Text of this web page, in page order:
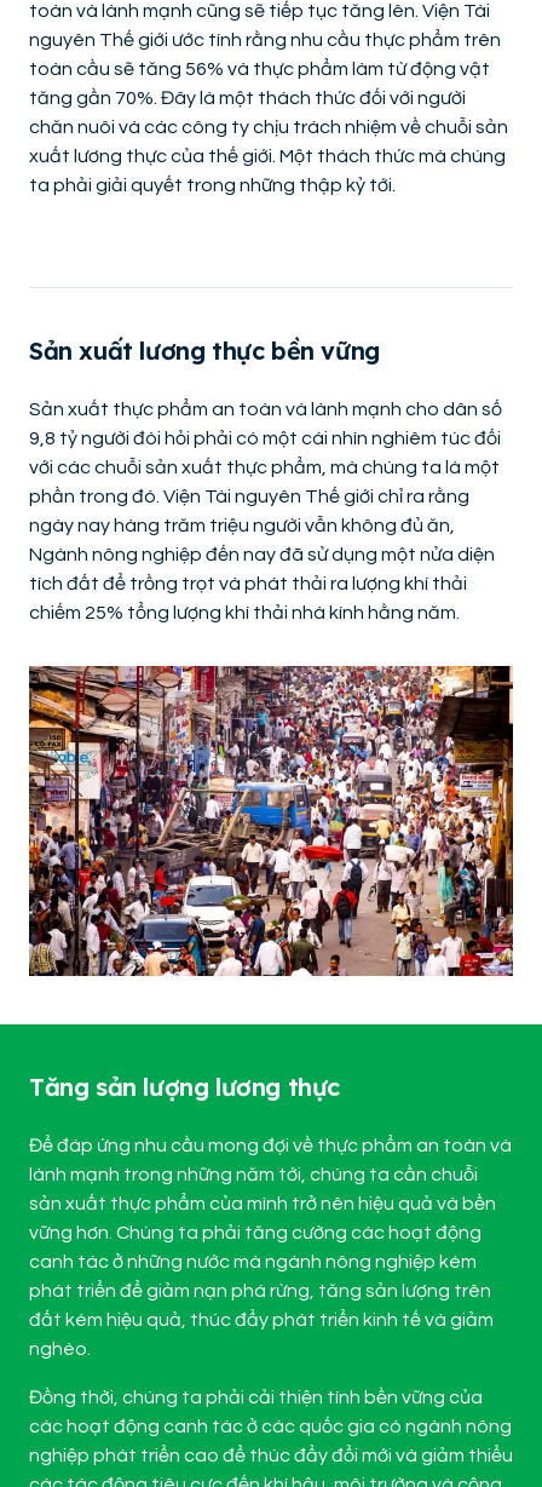
toàn và lành mạnh cũng sẽ tiếp tục tăng lên. Viện Tài
nguyên Thế giới ước tính rằng nhu cầu thực phẩm trên
toàn cầu sẽ tăng 56% và thực phẩm làm từ động vật
tăng gần 70%. Đây là một thách thức đối với người
chăn nuôi và các công ty chịu trách nhiệm về chuỗi sản
xuất lương thực của thế giới. Một thách thức mà chúng
ta phải giải quyết trong những thập kỷ tới.
Sản xuất lương thực bền vững
Sản xuất thực phẩm an toàn và lành mạnh cho dân số
9,8 tỷ người đòi hỏi phải có một cái nhìn nghiêm túc đối
với các chuỗi sản xuất thực phẩm, mà chúng ta là một
phần trong đó. Viện Tài nguyên Thế giới chỉ ra rằng
ngày nay hàng trăm triệu người vẫn không đủ ăn,
Ngành nông nghiệp đến nay đã sử dụng một nửa diện
tích đất để trồng trọt và phát thải ra lượng khí thải
chiếm 25% tổng lượng khí thải nhà kính hằng năm.
Tăng sản lượng lương thực
Để đáp ứng nhu cầu mong đợi về thực phẩm an toàn và
lành mạnh trong những năm tới, chúng ta cần chuỗi
sản xuất thực phẩm của mình trở nên hiệu quả và bền
vững hơn. Chúng ta phải tăng cường các hoạt động
canh tác ở những nước mà ngành nông nghiệp kém
phát triển để giảm nạn phá rừng, tăng sản lượng trên
đất kém hiệu quả, thúc đẩy phát triển kinh tế và giảm
nghèo.
Đồng thời, chúng ta phải cải thiện tính bền vững của
các hoạt động canh tác ở các quốc gia có ngành nông
nghiệp phát triển cao để thúc đẩy đổi mới và giảm thiểu